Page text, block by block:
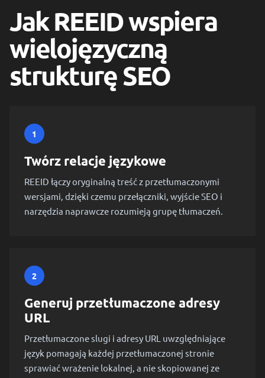
Jak REEID wspiera
wielojęzyczną
strukturę SEO
1
Twórz relacje językowe
REEID łączy oryginalną treść z przetłumaczonymi
wersjami, dzięki czemu przełączniki, wyjście SEO i
narzędzia naprawcze rozumieją grupę tłumaczeń.
2
Generuj przetłumaczone adresy
URL
Przetłumaczone slugi i adresy URL uwzględniające
język pomagają każdej przetłumaczonej stronie
sprawiać wrażenie lokalnej, a nie skopiowanej ze